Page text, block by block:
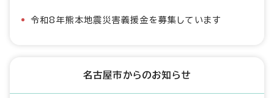
令和8年熊本地震災害義援金を募集しています
名古屋市からのお知らせ